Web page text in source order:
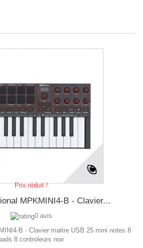
Prix réduit !
MPKMINI4-B - Clavier...
0 avis
B - Clavier maitre USB 25 mini notes 8
8 controleurs noir